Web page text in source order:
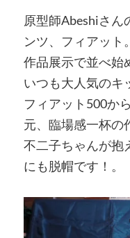
原型師Abeshiさ
ンツ、フィアット。
作品展示で並べ始
いつも大人気のキ
フィアット500か
元、臨場感一杯の
不二子ちゃんが抱
にも脱帽です！。